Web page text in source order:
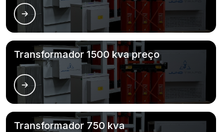
Transformador 1500 kva preço
Transformador 750 kva